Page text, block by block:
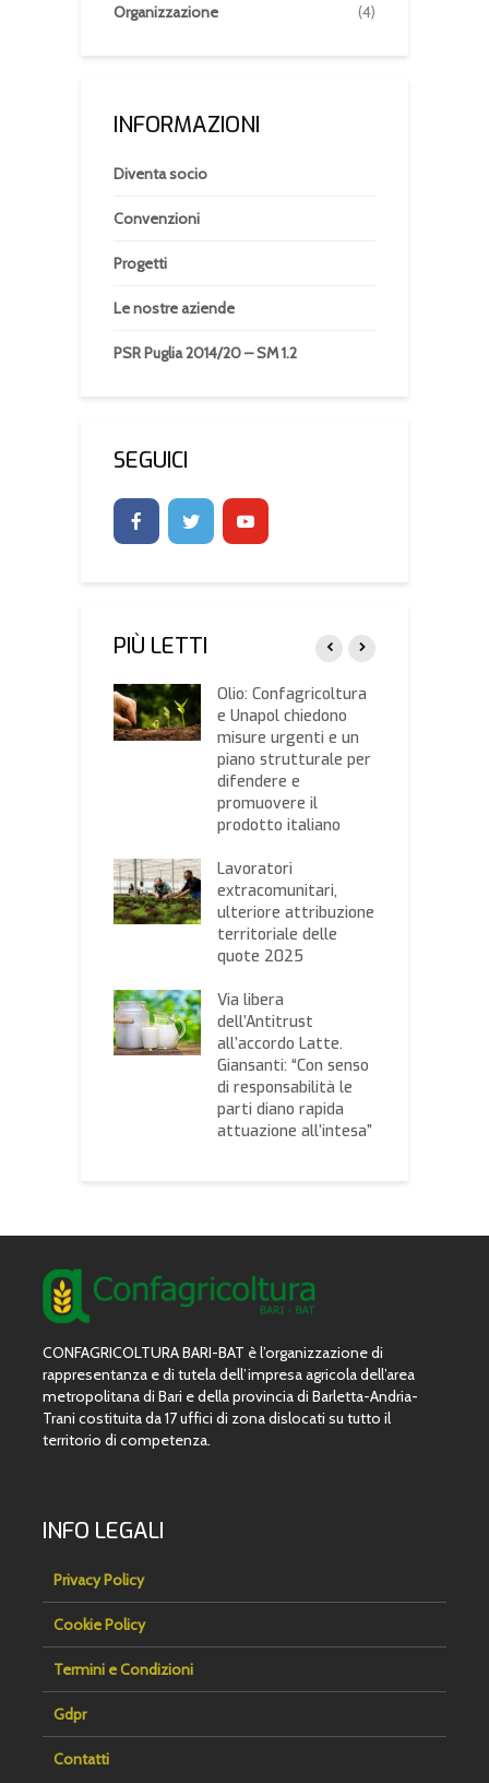
Organizzazione (4)
INFORMAZIONI
Diventa socio
Convenzioni
Progetti
Le nostre aziende
PSR Puglia 2014/20 – SM 1.2
SEGUICI
PIÙ LETTI
Olio: Confagricoltura
e Unapol chiedono
misure urgenti e un
piano strutturale per
difendere e
promuovere il
prodotto italiano
Lavoratori
extracomunitari,
ulteriore attribuzione
territoriale delle
quote 2025
Via libera
dell’Antitrust
all’accordo Latte.
Giansanti: “Con senso
di responsabilità le
parti diano rapida
attuazione all’intesa”
CONFAGRICOLTURA BARI-BAT è l’organizzazione di
rappresentanza e di tutela dell’impresa agricola dell’area
metropolitana di Bari e della provincia di Barletta-Andria-
Trani costituita da 17 uffici di zona dislocati su tutto il
territorio di competenza.
INFO LEGALI
Privacy Policy
Cookie Policy
Termini e Condizioni
Gdpr
Contatti